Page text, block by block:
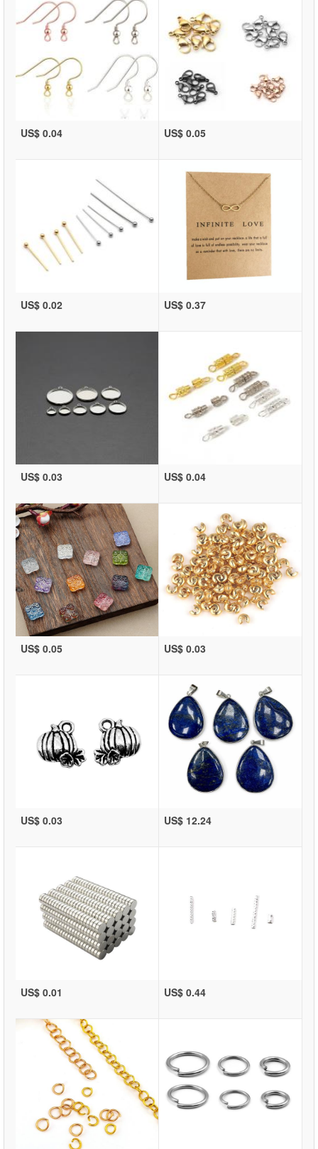
US$ 0.04 US$ 0.05
US$ 0.02 US$ 0.37
US$ 0.03 US$ 0.04
US$ 0.05 US$ 0.03
US$ 0.03 US$ 12.24
US$ 0.01 US$ 0.44